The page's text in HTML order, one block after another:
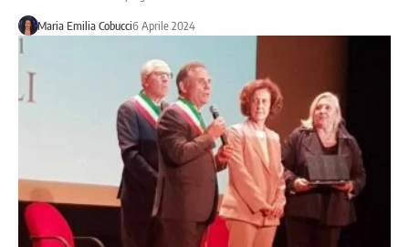
Maria Emilia Cobucci6 Aprile 2024